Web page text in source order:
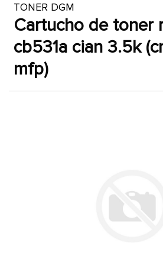
TONER DGM
cartucho de toner recarga hp
cb531a cian 3.5k
mfp)